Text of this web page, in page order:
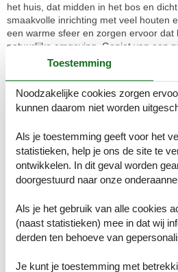
het huis, dat midden in het bos en
smaakvolle inrichting met veel houten
een warme sfeer en zorgen ervoor dat
natuurlijke omgeving. Geniet van een
vanaf de eettafel, waardoor u hier
Kies de perfecte plek om te
hangmat liggen, sluit uw ogen en
bomen - pure ontspanning! Ook een
vanaf hier.
Houd er rekening mee dat barbecuen
Skov niet is toegestaan.
Beleef Samsø met al uw zintuigen!
eiland, dat niet alleen een rustig,
ook zelf voorziet in hernieuwbare
biomassa. Daarnaast verleidt het
lokale lekkernijen te proeven is de
Toestemming
Noodzakelijke cookies zorgen
kunnen daarom niet worden
Als je toestemming geeft voor het
statistieken, help je ons de site te
ontwikkelen. In dit geval worden
doorgestuurd naar onze
Als je het gebruik van alle cookies
(naast statistieken) mee in dat wij
derden ten behoeve van
Je kunt je toestemming met